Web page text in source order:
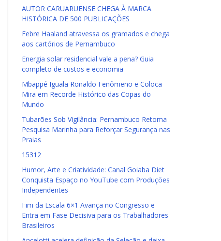
AUTOR CARUARUENSE CHEGA À MARCA
HISTÓRICA DE 500 PUBLICAÇÕES
Febre Haaland atravessa os gramados e chega
aos cartórios de Pernambuco
Energia solar residencial vale a pena? Guia
completo de custos e economia
Mbappé Iguala Ronaldo Fenômeno e Coloca
Mira em Recorde Histórico das Copas do
Mundo
Tubarões Sob Vigilância: Pernambuco Retoma
Pesquisa Marinha para Reforçar Segurança nas
Praias
15312
Humor, Arte e Criatividade: Canal Goiaba Diet
Conquista Espaço no YouTube com Produções
Independentes
Fim da Escala 6×1 Avança no Congresso e
Entra em Fase Decisiva para os Trabalhadores
Brasileiros